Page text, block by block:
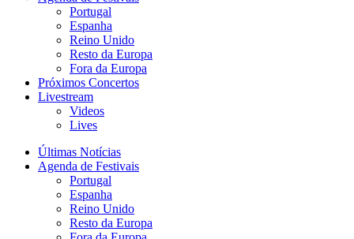
Portugal
Espanha
Reino Unido
Resto da Europa
Fora da Europa
Próximos Concertos
Livestream
Videos
Lives
Últimas Notícias
Agenda de Festivais
Portugal
Espanha
Reino Unido
Resto da Europa